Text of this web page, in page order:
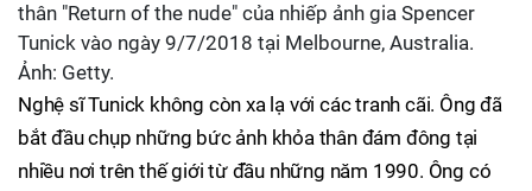
thân "Return of the nude" của nhiếp ảnh gia Spencer
Tunick vào ngày 9/7/2018 tại Melbourne, Australia.
Ảnh: Getty.
Nghệ sĩ Tunick không còn xa lạ với các tranh cãi. Ông đã
bắt đầu chụp những bức ảnh khỏa thân đám đông tại
nhiều nơi trên thế giới từ đầu những năm 1990. Ông có